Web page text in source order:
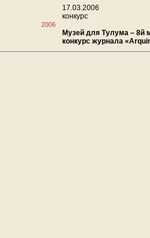
2006
17.03.2006
конкурс
Музей для Тулума – 8й
конкурс журнала